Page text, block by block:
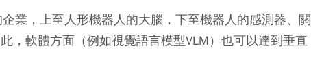
業，上至人形機器人的大腦，下至機器人的感測器、關
，軟體方面（例如視覺語言模型VLM）也可以達到垂直